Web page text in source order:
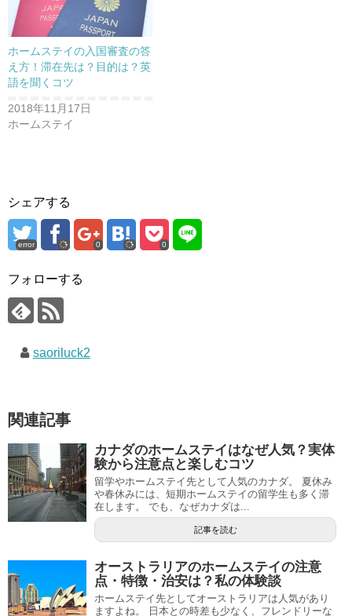
す
)
ホームステイの入国審査の答
え方！滞在先は？目的は？英
語を聞くコツ
2018年11月17日
ホームステイ
シェアする
error 0 0
フォローする
saoriluck2
関連記事
カナダのホームステイはなぜ人気？実体
験から注意点と楽しむコツ
留学やホームステイ先として人気のカナダ。 夏休み
や春休みには、短期ホームステイの留学生も多く滞
在します。 でも、なぜカナダは...
記事を読む
オーストラリアのホームステイの注意
点・特徴・治安は？私の体験談
ホームステイ先としてオーストラリアは人気があり
ますよね。 日本との時差も少なく、フレンドリーな